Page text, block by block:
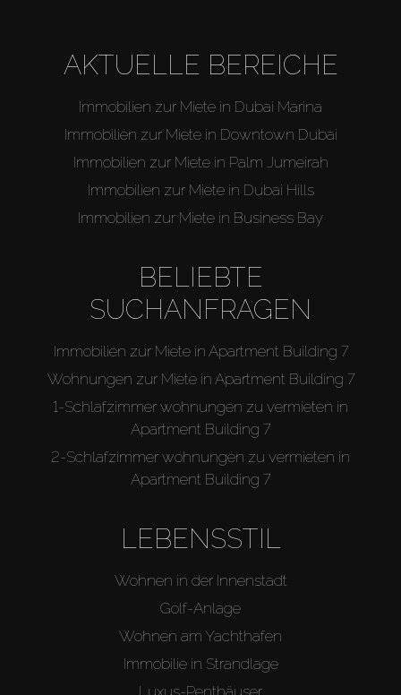
AKTUELLE BEREICHE
Immobilien zur Miete in Dubai Marina
Immobilien zur Miete in Downtown Dubai
Immobilien zur Miete in Palm Jumeirah
Immobilien zur Miete in Dubai Hills
Immobilien zur Miete in Business Bay
BELIEBTE
SUCHANFRAGEN
Immobilien zur Miete in Apartment Building 7
Wohnungen zur Miete in Apartment Building 7
1-Schlafzimmer wohnungen zu vermieten in
Apartment Building 7
2-Schlafzimmer wohnungen zu vermieten in
Apartment Building 7
LEBENSSTIL
Wohnen in der Innenstadt
Golf-Anlage
Wohnen am Yachthafen
Immobilie in Strandlage